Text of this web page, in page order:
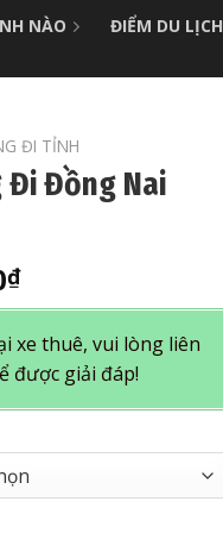
NÀO ĐIỂM DU LỊCH
ĐI TỈNH
Đi Đồng Nai
₫Khoảng
giá:
từ
2.500.000₫
đến
2.600.000₫
xe thuê, vui lòng liên
được giải đáp!